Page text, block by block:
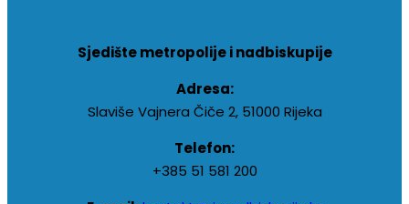
Sjedište metropolije i nadbiskupije
Adresa:
Slaviše Vajnera Čiče 2, 51000 Rijeka
Telefon:
+385 51 581 200